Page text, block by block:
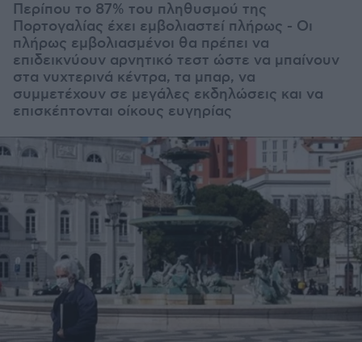
Περίπου το 87% του πληθυσμού της
Πορτογαλίας έχει εμβολιαστεί πλήρως - Οι
πλήρως εμβολιασμένοι θα πρέπει να
επιδεικνύουν αρνητικό τεστ ώστε να μπαίνουν
στα νυχτερινά κέντρα, τα μπαρ, να
συμμετέχουν σε μεγάλες εκδηλώσεις και να
επισκέπτονται οίκους ευγηρίας